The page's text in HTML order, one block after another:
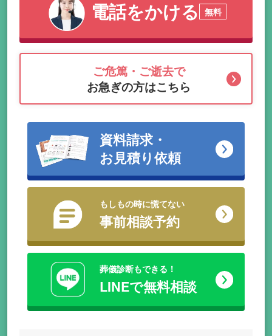
電話をかける 無料
ご危篤・ご逝去で
お急ぎの方はこちら
資料請求・
お見積り依頼
もしもの時に慌てない
事前相談予約
葬儀診断もできる！
LINEで無料相談